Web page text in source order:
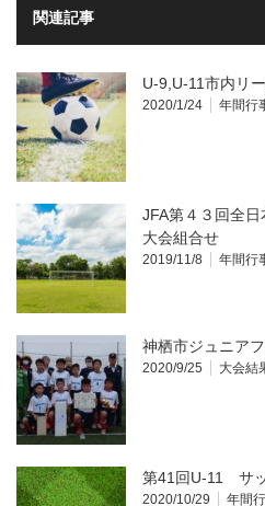
関連記事
U-9,U-11市内リ
2020/1/24 年間行
JFA第４３回全
大会組合せ
2019/11/8 年間行
神栖市ジュニア
2020/9/25 大会結
第41回U-11 サ
2020/10/29 年間